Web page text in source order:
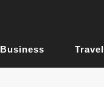
Business Travel